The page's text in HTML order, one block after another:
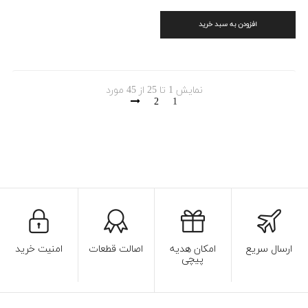
افزودن به سبد خرید
نمایش 1 تا 25 از 45 مورد
1
2
ارسال سریع امکان هدیه
پیچی
اصالت قطعات امنیت خرید